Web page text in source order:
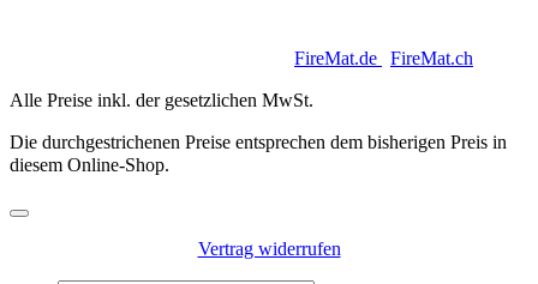
FireMat.de FireMat.ch
Alle Preise inkl. der gesetzlichen MwSt.
Die durchgestrichenen Preise entsprechen dem bisherigen Preis in
diesem Online-Shop.
Vertrag widerrufen